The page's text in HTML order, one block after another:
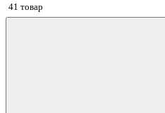
41 товар